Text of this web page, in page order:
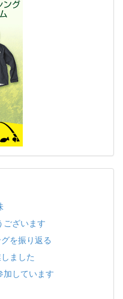
ございます
を振り返る
ました
しています